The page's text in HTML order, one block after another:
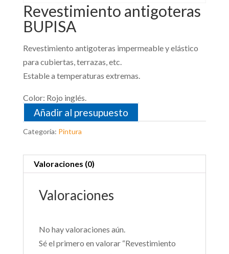
Revestimiento antigoteras
BUPISA
Revestimiento antigoteras impermeable y elástico
para cubiertas, terrazas, etc.
Estable a temperaturas extremas.
Color: Rojo inglés.
Añadir al presupuesto
Categoría: Pintura
Valoraciones (0)
Valoraciones
No hay valoraciones aún.
Sé el primero en valorar “Revestimiento